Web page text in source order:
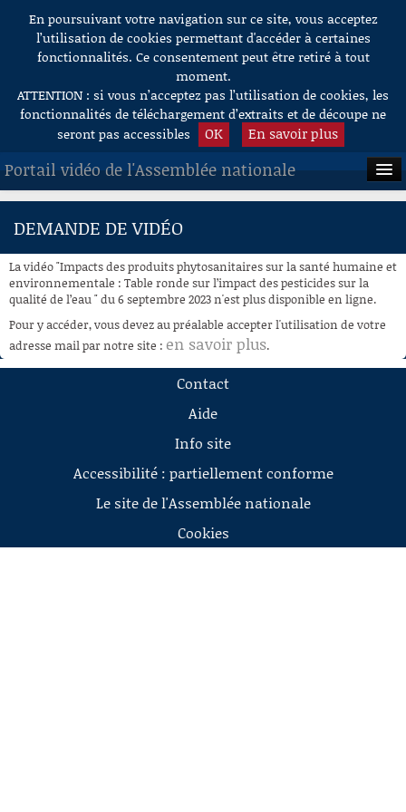
Aller au contenu
En poursuivant votre navigation sur ce site, vous acceptez
l’utilisation de cookies permettant d'accéder à certaines
fonctionnalités. Ce consentement peut être retiré à tout
moment.
ATTENTION : si vous n’acceptez pas l’utilisation de cookies, les
fonctionnalités de téléchargement d’extraits et de découpe ne
seront pas accessibles
OK En savoir plus
Portail vidéo de l'Assemblée nationale
ACCUEIL
À LA DEMANDE
RECHERCHE
AIDE À LA DÉCOUPE
DE VIDÉOS
DEMANDE DE VIDÉO
La vidéo "Impacts des produits phytosanitaires sur la santé humaine et
environnementale : Table ronde sur l’impact des pesticides sur la
qualité de l’eau " du 6 septembre 2023 n'est plus disponible en ligne.
Pour y accéder, vous devez au préalable accepter l'utilisation de votre
adresse mail par notre site : en savoir plus.
Contact
Aide
Info site
Accessibilité : partiellement conforme
Le site de l'Assemblée nationale
Cookies